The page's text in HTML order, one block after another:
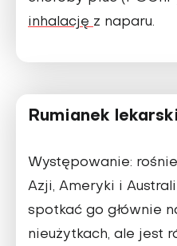
inhalację z naparu.
Rumianek
Występowanie:
Azji, Ameryki i
spotkać go głównie
nieużytkach, ale jest